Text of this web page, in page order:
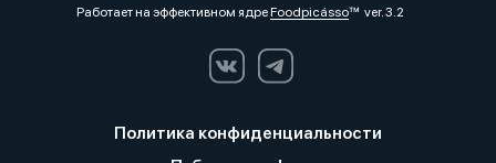
Работает на эффективном ядреFoodpicássover. 3.2
Политика конфиденциальности